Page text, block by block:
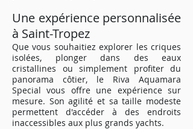
Une expérience personnalisée
à Saint-Tropez
Que vous souhaitiez explorer les criques
isolées, plonger dans des eaux
cristallines ou simplement profiter du
panorama côtier, le Riva Aquamara
Special vous offre une expérience sur
mesure. Son agilité et sa taille modeste
permettent d'accéder à des endroits
inaccessibles aux plus grands yachts.